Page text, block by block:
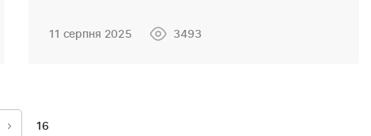
11 серпня 2025 3493
16